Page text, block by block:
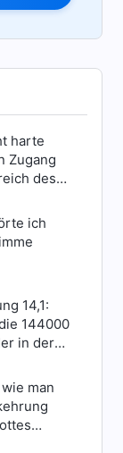
harte
Zugang
des
ich
14,1:
144000
in der
man